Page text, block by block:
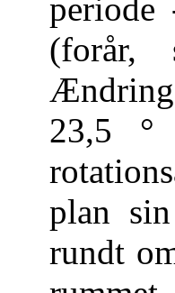
periode
(forår,
23,5 °
plan
rundt